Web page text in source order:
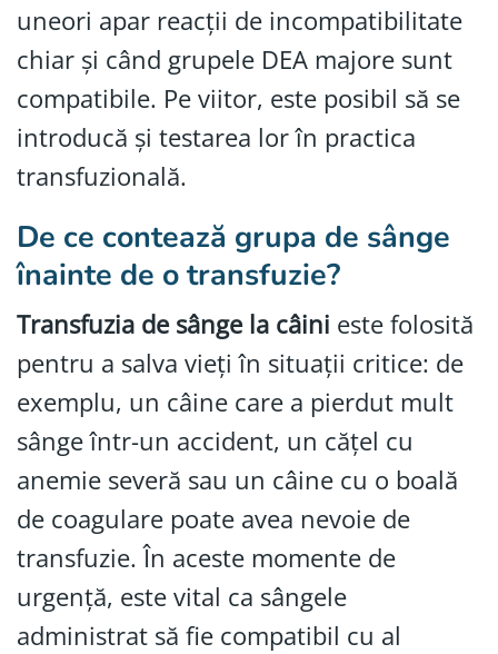
uneori apar reacții de incompatibilitate
chiar și când grupele DEA majore sunt
compatibile. Pe viitor, este posibil să se
introducă și testarea lor în practica
transfuzională.
De ce contează grupa de sânge
înainte de o transfuzie?
Transfuzia de sânge la câini este folosită
pentru a salva vieți în situații critice: de
exemplu, un câine care a pierdut mult
sânge într-un accident, un cățel cu
anemie severă sau un câine cu o boală
de coagulare poate avea nevoie de
transfuzie. În aceste momente de
urgență, este vital ca sângele
administrat să fie compatibil cu al